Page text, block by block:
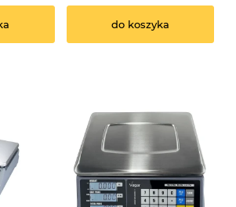
do koszyka